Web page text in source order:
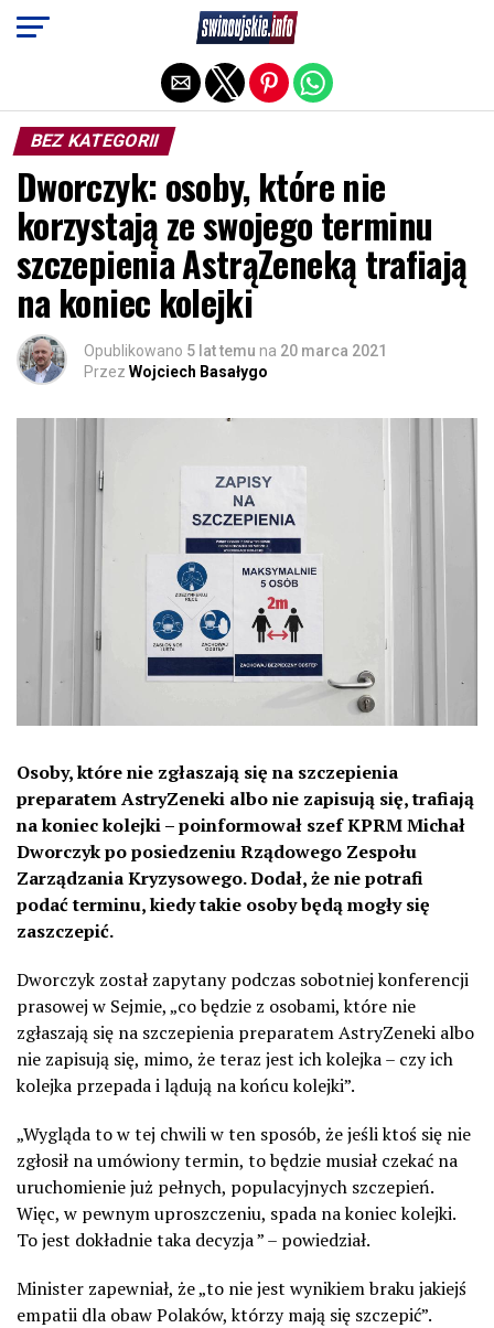
BEZ KATEGORII
Dworczyk: osoby, które nie
korzystają ze swojego terminu
szczepienia AstrąZeneką trafiają
na koniec kolejki
Opublikowano 5 lat temu na 20 marca 2021
Przez Wojciech Basałygo
Osoby, które nie zgłaszają się na szczepienia
preparatem AstryZeneki albo nie zapisują się, trafiają
na koniec kolejki – poinformował szef KPRM Michał
Dworczyk po posiedzeniu Rządowego Zespołu
Zarządzania Kryzysowego. Dodał, że nie potrafi
podać terminu, kiedy takie osoby będą mogły się
zaszczepić.
Dworczyk został zapytany podczas sobotniej konferencji
prasowej w Sejmie, „co będzie z osobami, które nie
zgłaszają się na szczepienia preparatem AstryZeneki albo
nie zapisują się, mimo, że teraz jest ich kolejka – czy ich
kolejka przepada i lądują na końcu kolejki”.
„Wygląda to w tej chwili w ten sposób, że jeśli ktoś się nie
zgłosił na umówiony termin, to będzie musiał czekać na
uruchomienie już pełnych, populacyjnych szczepień.
Więc, w pewnym uproszczeniu, spada na koniec kolejki.
To jest dokładnie taka decyzja ” – powiedział.
Minister zapewniał, że „to nie jest wynikiem braku jakiejś
empatii dla obaw Polaków, którzy mają się szczepić”.
Exit mobile version